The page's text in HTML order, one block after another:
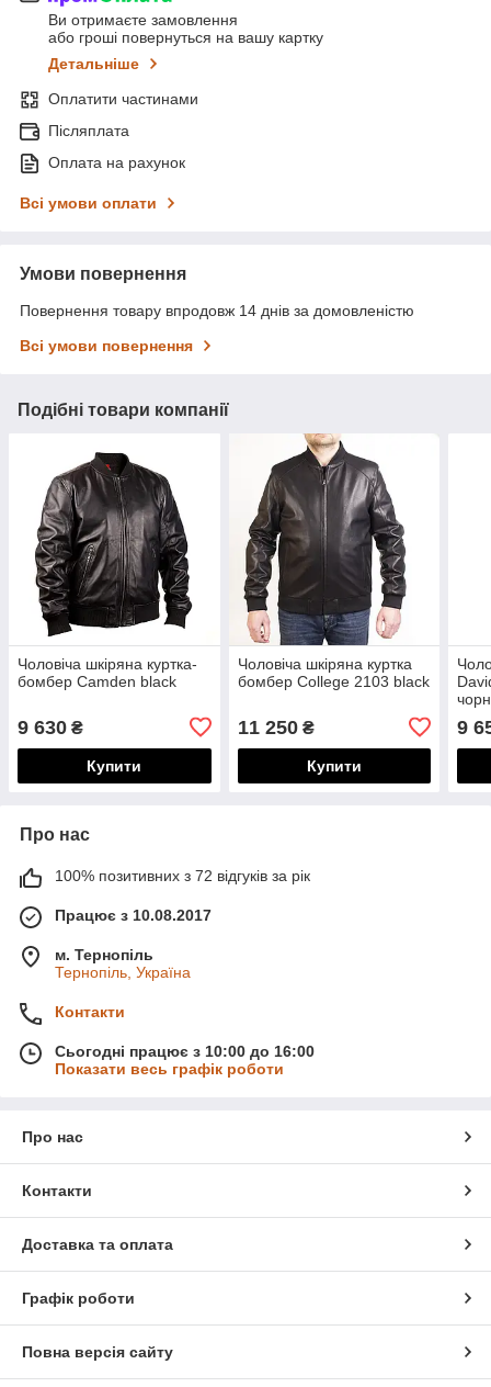
Ви отримаєте замовлення
або гроші повернуться на вашу картку
Детальніше
Оплатити частинами
Післяплата
Оплата на рахунок
Всі умови оплати
Умови повернення
Повернення товару впродовж 14 днів за домовленістю
Всі умови повернення
Подібні товари компанії
Чоловіча шкіряна куртка-
бомбер Camden black
9 630 ₴
Купити
Чоловіча шкіряна куртка
бомбер College 2103 black
11 250₴
Купити
9
Про нас
100% позитивних з 72 відгуків за рік
Працює з 10.08.2017
м. Тернопіль
Тернопіль, Україна
Контакти
Сьогодні працює з 10:00 до 16:00
Показати весь графік роботи
Про нас
Контакти
Доставка та оплата
Графік роботи
Повна версія сайту